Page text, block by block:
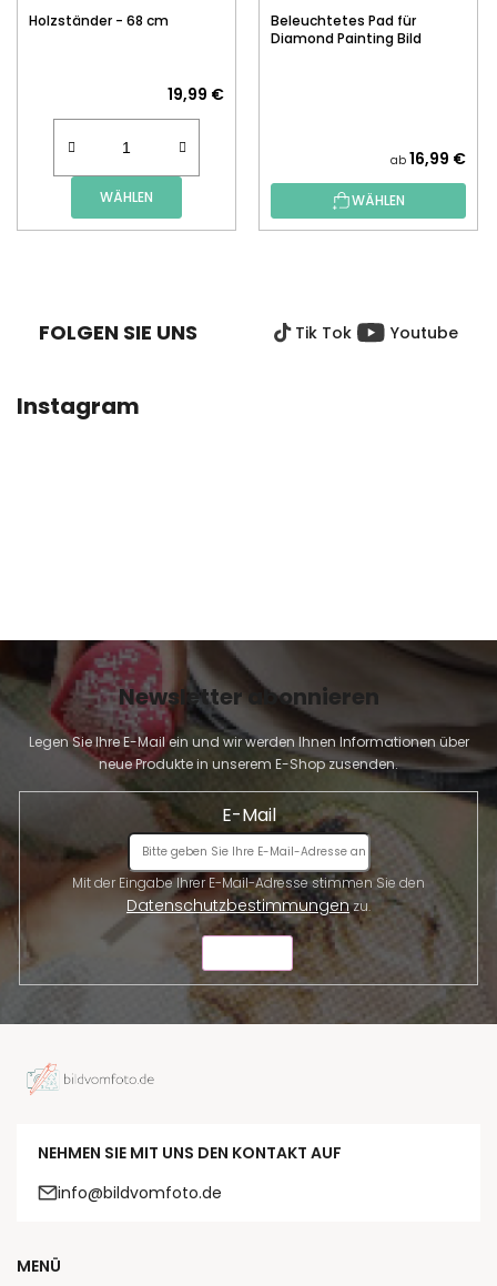
Holzständer - 68 cm
19,99 €
WÄHLEN
Beleuchtetes Pad für
Diamond Painting Bild
ab 16,99 €
WÄHLEN
FOLGEN SIE UNS Tik Tok Youtube
Instagram
Newsletter abonnieren
Legen Sie Ihre E-Mail ein und wir werden Ihnen Informationen über
neue Produkte in unserem E-Shop zusenden.
E-Mail
Datenschutzbestimmungenzu.
NEHMEN SIE MIT UNS DEN KONTAKT AUF
info@bildvomfoto.de
MENÜ